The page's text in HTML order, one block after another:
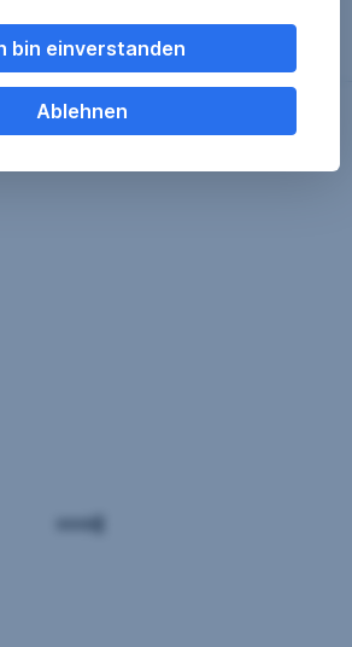
bin einverstanden
Ablehnen